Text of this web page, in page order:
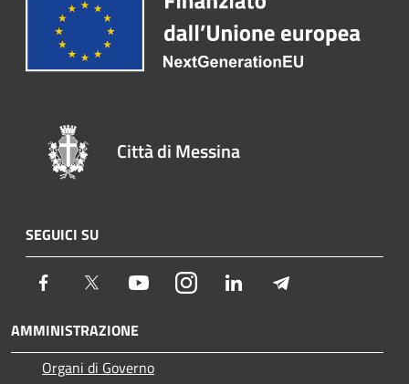
Città di Messina
SEGUICI SU
Facebook Twitter YoutubeInstagram LinkedIn
AMMINISTRAZIONE
Organi di Governo